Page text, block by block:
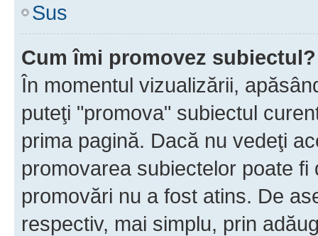
Sus
Cum îmi promovez subiectul?
În momentul vizualizării,
puteţi "promova" subiectul
prima pagină. Dacă nu vedeţi
promovarea subiectelor poate
promovări nu a fost atins. De
respectiv, mai simplu, prin